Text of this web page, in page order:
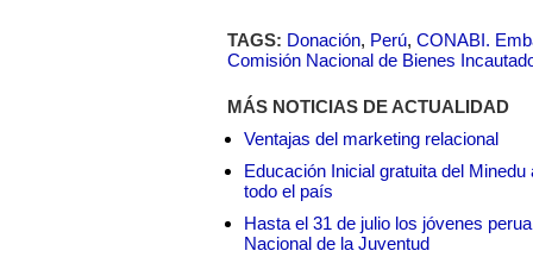
TAGS: Donación, Perú, CONABI.
Comisión Nacional de Bienes
MÁS NOTICIAS DE ACTUALIDAD
Ventajas del marketing relacional
Educación Inicial gratuita del
todo el país
Hasta el 31 de julio los jóvenes
Nacional de la Juventud